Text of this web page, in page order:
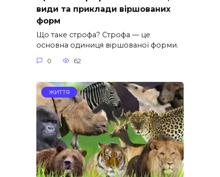
види та приклади віршованих
форм
Що таке строфа? Строфа — це
основна одиниця віршованої форми.
0 62
ЖИТТЯ